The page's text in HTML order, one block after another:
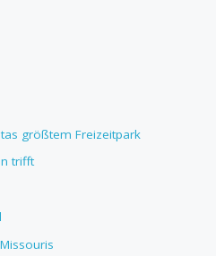
größtem Freizeitpark
trifft